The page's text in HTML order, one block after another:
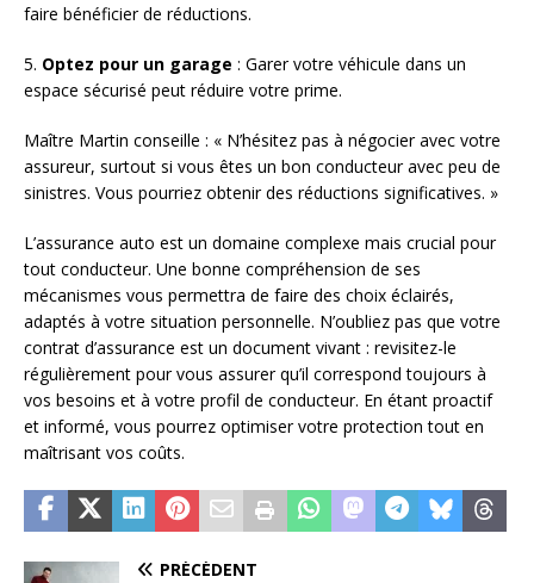
faire bénéficier de réductions.
5. Optez pour un garage : Garer votre véhicule dans un
espace sécurisé peut réduire votre prime.
Maître Martin conseille : « N’hésitez pas à négocier avec votre
assureur, surtout si vous êtes un bon conducteur avec peu de
sinistres. Vous pourriez obtenir des réductions significatives. »
L’assurance auto est un domaine complexe mais crucial pour
tout conducteur. Une bonne compréhension de ses
mécanismes vous permettra de faire des choix éclairés,
adaptés à votre situation personnelle. N’oubliez pas que votre
contrat d’assurance est un document vivant : revisitez-le
régulièrement pour vous assurer qu’il correspond toujours à
vos besoins et à votre profil de conducteur. En étant proactif
et informé, vous pourrez optimiser votre protection tout en
maîtrisant vos coûts.
PRÉCÉDENT